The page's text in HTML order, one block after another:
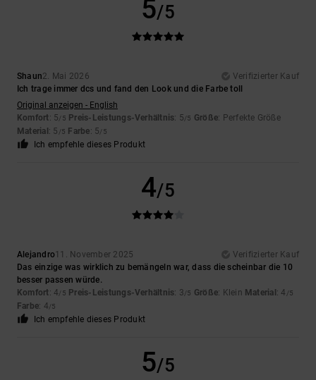
5/5
Shaun2. Mai 2026
Verifizierter Kauf
Ich trage immer dcs und fand den Look und die Farbe toll
Original anzeigen - English
Komfort: 5/5 Preis-Leistungs-Verhältnis: 5/5 Größe: Perfekte Größe
Material : 5 /5 Farbe: 5/5
Ich empfehle dieses Produkt
4/5
Alejandro11. November 2025
Verifizierter Kauf
Das einzige was wirklich zu bemängeln war, dass die scheinbar die 10
besser passen würde.
Komfort: 4/5 Preis-Leistungs-Verhältnis: 3/5 Größe: Klein Material : 4 /5
Farbe: 4/5
Ich empfehle dieses Produkt
5/5